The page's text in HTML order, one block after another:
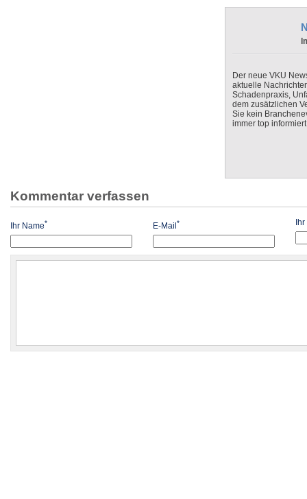
Der neue VKU
aktuelle
Schadenpraxis,
dem zusätzlichen
Sie kein
immer top
Kommentar verfassen
Ihr Name* E-Mail *